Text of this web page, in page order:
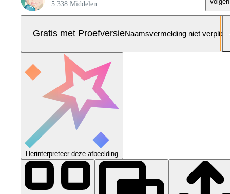
5.338 Middelen
Gratis met ProefversieNaamsvermelding niet verplicht
Herinterpreteer deze afbeelding